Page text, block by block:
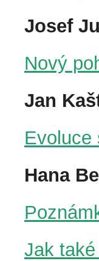
Josef
Nový
Jan
Evoluce
Hana
Jak